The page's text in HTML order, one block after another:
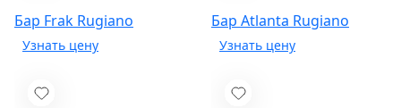
Бар Frak Rugiano Бар Atlanta Rugiano